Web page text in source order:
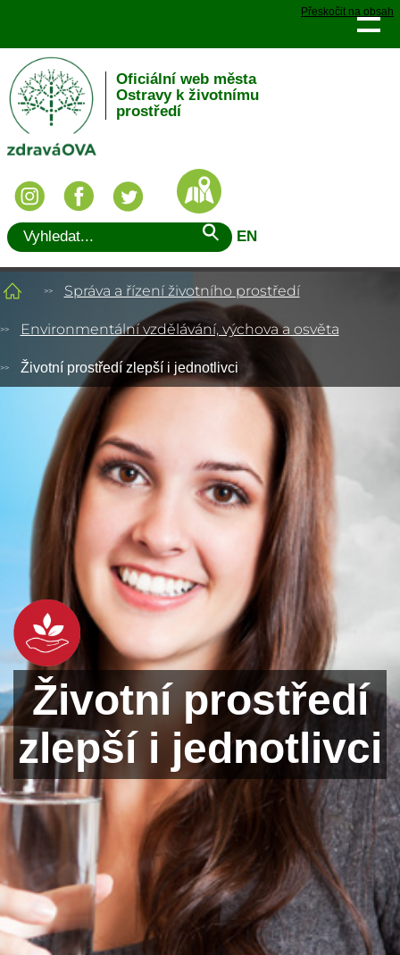
Přeskočit na obsah
Oficiální web města
Ostravy k životnímu
prostředí
EN
Správa a řízení životního prostředí
Environmentální vzdělávání, výchova a osvěta
Životní prostředí zlepší i jednotlivci
Životní prostředí
zlepší i jednotlivci